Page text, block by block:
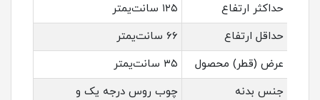
حداکثر ارتفاع
۱۲۵ سانت‌یمتر
حداقل ارتفاع
۶۶ سانت‌یمتر
عرض (قطر) محصول
۳۵ سانت‌یمتر
جنس بدنه
چوب روس درجه یک و